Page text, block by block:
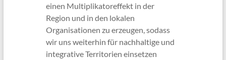
einen Multiplikatoreffekt in der
Region und in den lokalen
Organisationen zu erzeugen, sodass
wir uns weiterhin für nachhaltige und
integrative Territorien einsetzen